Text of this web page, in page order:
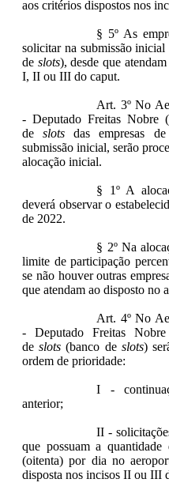
aos critérios dispostos nos
§ 5º As
solicitar na submissão
de slots), desde que
I, II ou III do caput.
Art. 3º No
- Deputado Freitas Nobre
deslots das empresas
submissão inicial, serão
alocação inicial.
§ 1º A
deverá observar o
de 2022.
§ 2º Na
limite de participação
se não houver outras
que atendam ao disposto no
Art. 4º No
- Deputado Freitas
deslots (banco de slots)
ordem de prioridade:
I -
anterior;
II -
que possuam a
(oitenta) por dia no
disposta nos incisos II ou III